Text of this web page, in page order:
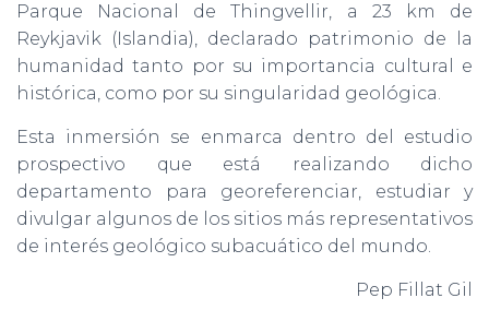
Parque Nacional de Thingvellir, a 23 km de
Reykjavik (Islandia), declarado patrimonio de la
humanidad tanto por su importancia cultural e
histórica, como por su singularidad geológica.
Esta inmersión se enmarca dentro del estudio
prospectivo que está realizando dicho
departamento para georeferenciar, estudiar y
divulgar algunos de los sitios más representativos
de interés geológico subacuático del mundo.
Pep Fillat Gil